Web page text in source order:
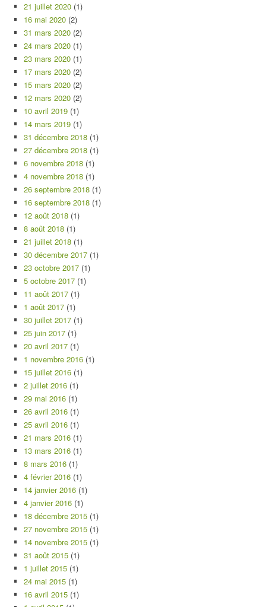
21 juillet 2020 (1)
16 mai 2020 (2)
31 mars 2020 (2)
24 mars 2020 (1)
23 mars 2020 (1)
17 mars 2020 (2)
15 mars 2020 (2)
12 mars 2020 (2)
10 avril 2019 (1)
14 mars 2019 (1)
31 décembre 2018 (1)
27 décembre 2018 (1)
6 novembre 2018 (1)
4 novembre 2018 (1)
26 septembre 2018 (1)
16 septembre 2018 (1)
12 août 2018 (1)
8 août 2018 (1)
21 juillet 2018 (1)
30 décembre 2017 (1)
23 octobre 2017 (1)
5 octobre 2017 (1)
11 août 2017 (1)
1 août 2017 (1)
30 juillet 2017 (1)
25 juin 2017 (1)
20 avril 2017 (1)
1 novembre 2016 (1)
15 juillet 2016 (1)
2 juillet 2016 (1)
29 mai 2016 (1)
26 avril 2016 (1)
25 avril 2016 (1)
21 mars 2016 (1)
13 mars 2016 (1)
8 mars 2016 (1)
4 février 2016 (1)
14 janvier 2016 (1)
4 janvier 2016 (1)
18 décembre 2015 (1)
27 novembre 2015 (1)
14 novembre 2015 (1)
31 août 2015 (1)
1 juillet 2015 (1)
24 mai 2015 (1)
16 avril 2015 (1)